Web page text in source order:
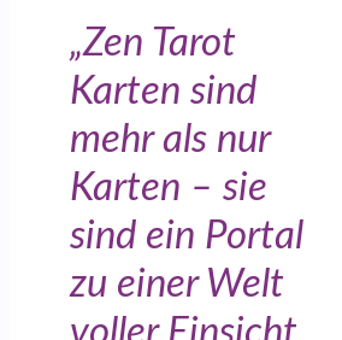
„Zen Tarot
Karten sind
mehr als nur
Karten – sie
sind ein Portal
zu einer Welt